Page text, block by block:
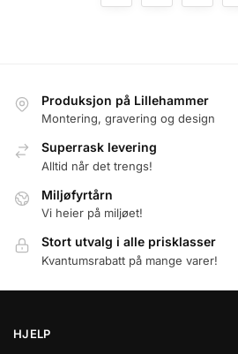
Produksjon på Lillehammer
Montering, gravering og design
Superrask levering
Alltid når det trengs!
Miljøfyrtårn
Vi heier på miljøet!
Stort utvalg i alle prisklasser
Kvantumsrabatt på mange varer!
HJELP